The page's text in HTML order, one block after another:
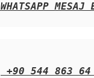
WHATSAPP MESAJ
+90 544 863 64